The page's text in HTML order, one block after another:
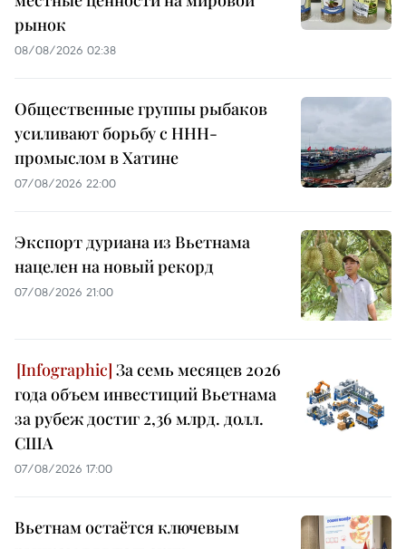
рынок
08/08/2026 02:38
Общественные группы рыбаков
усиливают борьбу с ННН-
промыслом в Хатине
07/08/2026 22:00
Экспорт дуриана из Вьетнама
нацелен на новый рекорд
07/08/2026 21:00
За семь месяцев 2026
года объем инвестиций Вьетнама
за рубеж достиг 2,36 млрд. долл.
США
07/08/2026 17:00
Вьетнам остаётся ключевым